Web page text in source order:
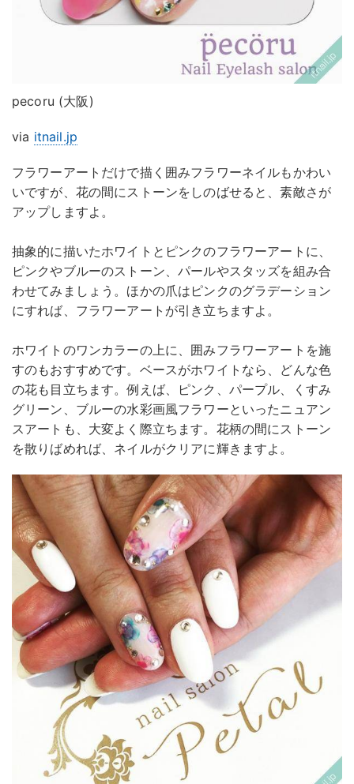
pecoru (大阪)
via itnail.jp
フラワーアートだけで描く囲みフラワーネイルもかわい
いですが、花の間にストーンをしのばせると、素敵さが
アップしますよ。
抽象的に描いたホワイトとピンクのフラワーアートに、
ピンクやブルーのストーン、パールやスタッズを組み合
わせてみましょう。ほかの爪はピンクのグラデーション
にすれば、フラワーアートが引き立ちますよ。
ホワイトのワンカラーの上に、囲みフラワーアートを施
すのもおすすめです。ベースがホワイトなら、どんな色
の花も目立ちます。例えば、ピンク、パープル、くすみ
グリーン、ブルーの水彩画風フラワーといったニュアン
スアートも、大変よく際立ちます。花柄の間にストーン
を散りばめれば、ネイルがクリアに輝きますよ。